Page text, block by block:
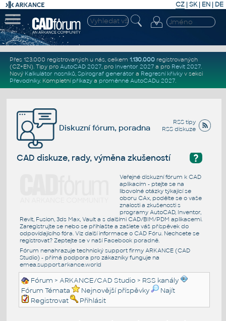
CZ | SK| EN | DE
Přes 123.000 registrovaných u nás, celkem 1.130.000registrovaných
(CZ+EN). Tipy pro AutoCAD 2027, pro Inventor 2027a pro Revit 2027.
Nový Kalkulátor nosníků, Spirograf generátor a Regresní křivkyv sekci
Převodníky. Kompletní příkazya proměnné AutoCADu 2027.
RSS tipy
RSS diskuze
Diskuzní fórum, poradna
?
CAD diskuze, rady, výměna zkušeností
Veřejné diskuzní fórum k CAD
aplikacím - ptejte se na
libovolné otázky týkající se
oboru CAx, podělte se o vaše
znalosti a zkušenosti s
programy AutoCAD, Inventor,
Revit, Fusion, 3ds Max, Vault a s dalšími CAD/BIM/PDM aplikacemi.
Zaregistrujte se nebo se přihlašte a zašlete váš příspěvek do
odpovídajícího fóra. Viz další informace o CAD Fóru. Nechcete se
registrovat? Zeptejte se v naší Facebook poradně.
Fórum nenahrazuje technický support firmy ARKANCE (CAD
Studio) - přímá podpora pro zákazníky funguje na
emea.support.arkance.world
Fórum >ARKANCE/CAD Studio > RSS kanály
Fórum Témata
Nejnovější příspěvky
Najít
Registrovat
Přihlásit